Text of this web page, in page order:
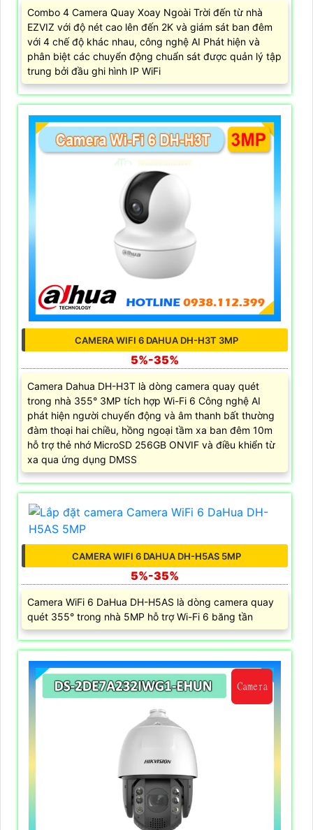
Combo 4 Camera Quay Xoay Ngoài Trời đến từ nhà
EZVIZ với độ nét cao lên đến 2K và giám sát ban đêm
với 4 chế độ khác nhau, công nghệ AI Phát hiện và
phân biệt các chuyển động chuẩn sát được quản lý tập
trung bởi đầu ghi hình IP WiFi
CAMERA WIFI 6 DAHUA DH-H3T 3MP
5%-35%
Camera Dahua DH-H3T là dòng camera quay quét
trong nhà 355° 3MP tích hợp Wi-Fi 6 Công nghệ AI
phát hiện người chuyển động và âm thanh bất thường
đàm thoại hai chiều, hồng ngoại tầm xa ban đêm 10m
hỗ trợ thẻ nhớ MicroSD 256GB ONVIF và điều khiển từ
xa qua ứng dụng DMSS
CAMERA WIFI 6 DAHUA DH-H5AS 5MP
5%-35%
Camera WiFi 6 DaHua DH-H5AS là dòng camera quay
quét 355° trong nhà 5MP hỗ trợ Wi-Fi 6 băng tần